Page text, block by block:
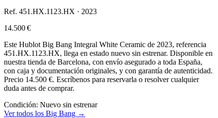
Ref. 451.HX.1123.HX · 2023
14.500 €
Este Hublot Big Bang Integral White Ceramic de 2023, referencia
451.HX.1123.HX, llega en estado nuevo sin estrenar. Disponible en
nuestra tienda de Barcelona, con envío asegurado a toda España,
con caja y documentación originales, y con garantía de autenticidad.
Precio 14.500 €. Escríbenos para reservarla o resolver cualquier
duda antes de comprar.
Condición: Nuevo sin estrenar
Ver todos los Big Bang →